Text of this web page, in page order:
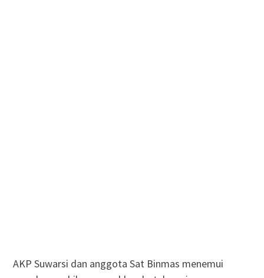
AKP Suwarsi dan anggota Sat Binmas menemui